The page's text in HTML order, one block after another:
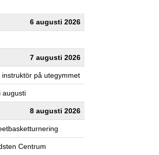
6 augusti 2026
7 augusti 2026
på utegymmet
augusti
8 augusti 2026
Centrum